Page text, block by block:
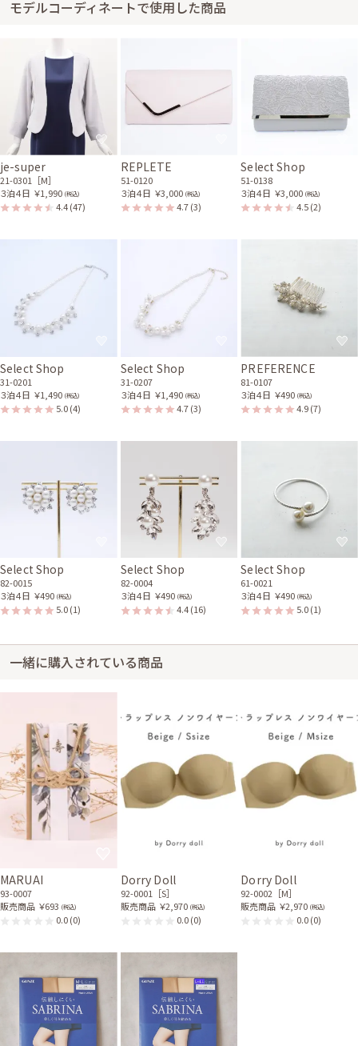
パールとお花モチーフのネ
ックレス
31-0207
モデルコーディネートで使用した商品
je-super
21-0301［M］
３泊４日 ￥1,990 (税込)
4.4(47)
REPLETE
51-0120
３泊４日 ￥3,000 (税込)
4.7(3)
Select Shop
51-0138
３泊４日 ￥3,000 (税込)
4.5(2)
Select Shop
31-0201
３泊４日 ￥1,490 (税込)
5.0(4)
Select Shop
31-0207
３泊４日 ￥1,490 (税込)
4.7(3)
PREFERENCE
81-0107
３泊４日 ￥490 (税込)
4.9(7)
Select Shop
82-0015
３泊４日 ￥490 (税込)
5.0(1)
Select Shop
82-0004
３泊４日 ￥490 (税込)
4.4(16)
Select Shop
61-0021
３泊４日 ￥490 (税込)
5.0(1)
一緒に購入されている商品
MARUAI
93-0007
販売商品 ￥693 (税込)
0.0(0)
Dorry Doll
92-0001［S］
販売商品 ￥2,970 (税込)
0.0(0)
Dorry Doll
92-0002［M］
販売商品 ￥2,970 (税込)
0.0(0)